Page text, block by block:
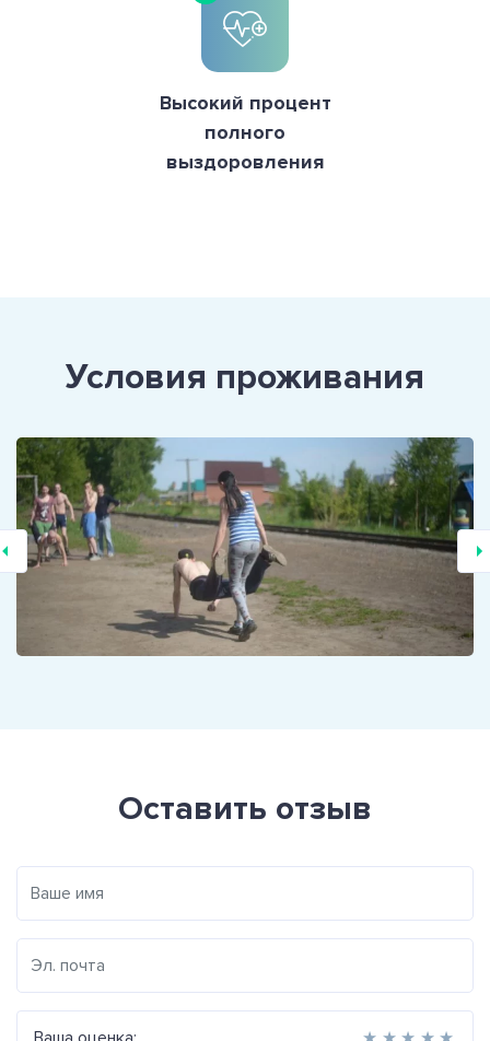
Высокий процент
полного
выздоровления
Условия проживания
Оставить отзыв